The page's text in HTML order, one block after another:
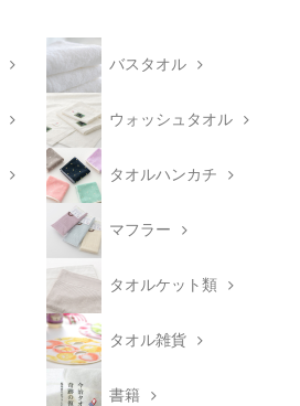
バスタオル
ウォッシュタオル
タオルハンカチ
マフラー
タオルケット類
タオル雑貨
書籍